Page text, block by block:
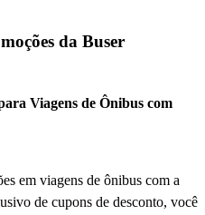
da Buser
Viagens de Ônibus com
em viagens de ônibus com a
de cupons de desconto, você